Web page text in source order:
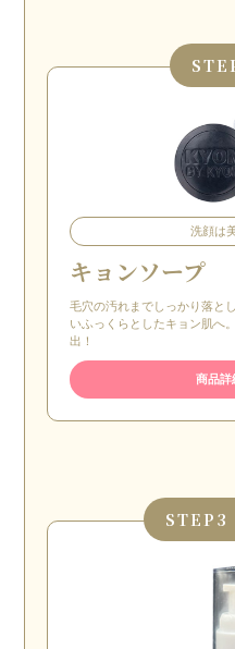
洗顔は
キョンソープ
毛穴の汚れまでしっかり落と
いふっくらとしたキョン肌へ
出！
商品詳
STEP 3